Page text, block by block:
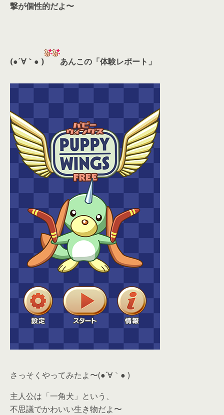
撃が個性的だよ〜
(●´∀｀● ) あんこの「体験レポート」
さっそくやってみたよ〜(●´∀｀● )
主人公は「一角犬」という、
不思議でかわいい生き物だよ〜